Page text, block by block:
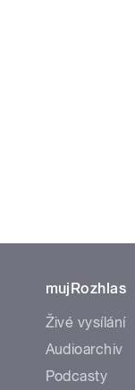
mujRozhlas
Živé vysílání
Audioarchiv
Podcasty